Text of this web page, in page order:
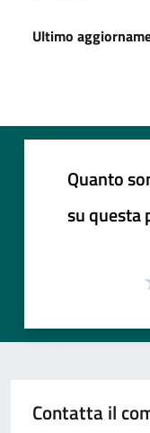
Ultimo
Quanto
su questa
Contatta il